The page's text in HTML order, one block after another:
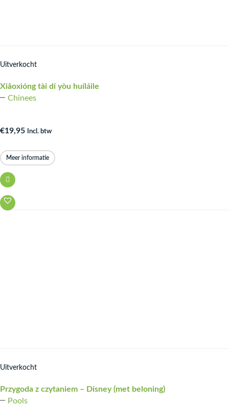
Uitverkocht
Xiǎoxióng tài dí yòu huíláile
Chinees
€19,95 Incl. btw
Meer informatie
Uitverkocht
Przygoda z czytaniem – Disney (met beloning)
Pools